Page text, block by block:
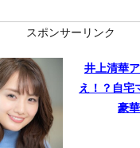
肉
鈴木唯の太
ヤバすぎ
スポンサーリンク
井上清華
え！？自宅
豪